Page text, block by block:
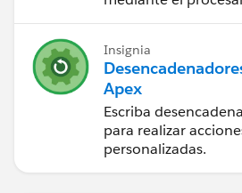
Insignia
Apex
Escriba
para realizar
personalizadas.